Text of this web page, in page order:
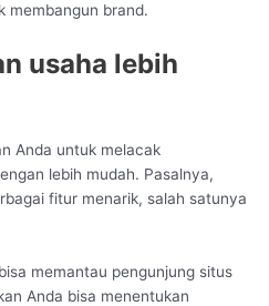
membangun brand.
usaha lebih
Anda untuk melacak
lebih mudah. Pasalnya,
fitur menarik, salah satunya
memantau pengunjung situs
Anda bisa menentukan